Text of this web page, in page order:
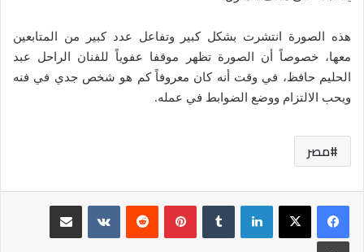
هذه الصورة انتشرت بشكل كبير وتفاعل عدد كبير من المتابعين
معها، خصوصاً أن الصورة تظهر موقفا عفوياً للفنان الراحل عبد
الحليم حافظ، في وقت أنه كان معروفاً كم هو شخص جدي في فنه
ويحب الالتزام ووضع الضوابط في عمله.
مصر
لينكدإن بينتيريست
مشاركة عبر البريد
طباعة